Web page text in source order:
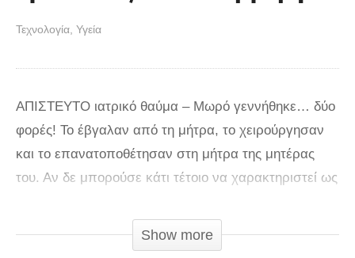
Τεχνολογία Υγεία
ΑΠΙΣΤΕΥΤΟ ιατρικό θαύμα – Μωρό γεννήθηκε… δύο
φορές! Το έβγαλαν από τη μήτρα, το χειρούργησαν
και το επανατοποθέτησαν στη μήτρα της μητέρας
του. Αν δε μπορούσε κάτι τέτοιο να χαρακτηριστεί ως
δείτε στο βίντεο γεννήθηκε, κυριολεκτικά… δύο
φορές! Όταν οι γιατροί ανακάλυψαν ότι έπασχε από
Show more